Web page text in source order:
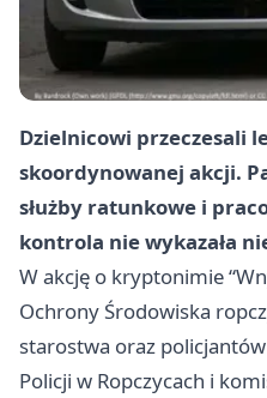
Dzielnicowi przeczesali
skoordynowanej akcji.
służby ratunkowe i
kontrola nie wykazała
W akcję o kryptonimie
Ochrony Środowiska
starostwa oraz
Policji w Ropczycach i